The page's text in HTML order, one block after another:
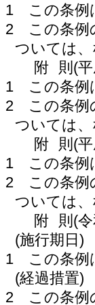
1
この条例
2
この条例
ついては
附 則 (
1
この条例
2
この条例
ついては
附 則 (
1
この条例
2
この条例
ついては
附 則 (
(施行期日)
1
この条例
(経過措置)
2
この条例